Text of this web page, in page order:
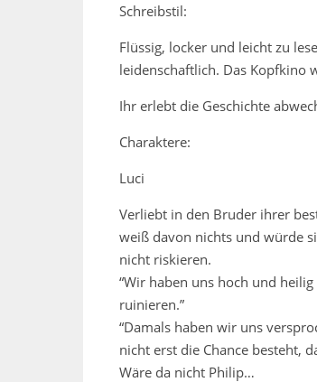
Schreibstil:
Flüssig, locker und leicht zu
leidenschaftlich. Das Kopfkino
Ihr erlebt die Geschichte
Charaktere:
Luci
Verliebt in den Bruder ihrer
weiß davon nichts und würde
nicht riskieren.
“Wir haben uns hoch und
ruinieren.”
“Damals haben wir uns
nicht erst die Chance besteht,
Wäre da nicht Philip…